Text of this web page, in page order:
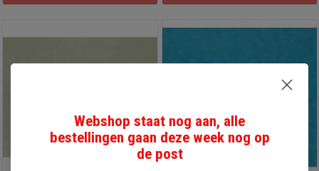
Webshop staat nog aan, alle
bestellingen gaan deze week nog op
de post